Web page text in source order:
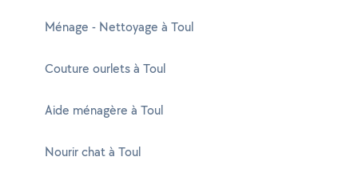
Ménage - Nettoyage à Toul
Couture ourlets à Toul
Aide ménagère à Toul
Nourir chat à Toul